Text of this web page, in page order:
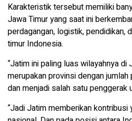
Karakteristik tersebut memiliki
Jawa Timur yang saat ini
perdagangan, logistik, pendidikan,
timur Indonesia.
“Jatim ini paling luas wilayahnya di
merupakan provinsi dengan
dan menjadi salah satu penggerak
“Jadi Jatim memberikan